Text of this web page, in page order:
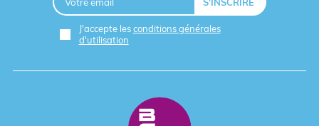
J'accepte lesconditions générales
d'utilisation